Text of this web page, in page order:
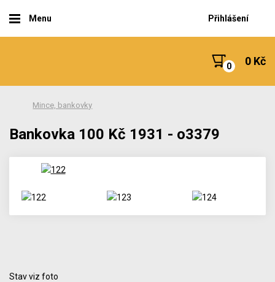
Menu Přihlášení
0 Kč
Mince, bankovky
Bankovka 100 Kč 1931 - o3379
Stav viz foto